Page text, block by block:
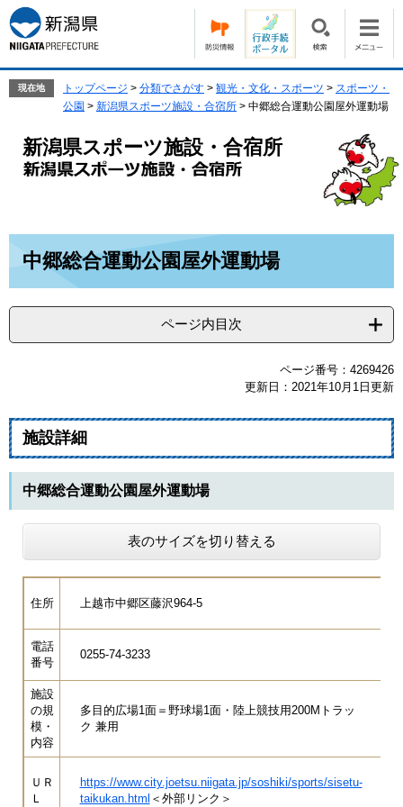
ー
ジ
の
す。
ニ
ュ
ー
現在地 トップページ > 分類でさがす > 観光・文化・スポーツ > スポーツ・
公園 > 新潟県スポーツ施設・合宿所 > 中郷総合運動公園屋外運動場
新潟県スポーツ施設・合宿所
中郷総合運動公園屋外運動場
ページ内目次
ページ番号：4269426
更新日：2021年10月1日更新
施設詳細
中郷総合運動公園屋外運動場
表のサイズを切り替える
住所 上越市中郷区藤沢964-5
電話
番号
0255-74-3233
施設
の規
模・
内容
多目的広場1面＝野球場1面・陸上競技用200Mトラッ
ク 兼用
ＵＲ
Ｌ
https://www.city.joetsu.niigata.jp/soshiki/sports/sisetu-
taikukan.html ＜外部リンク＞